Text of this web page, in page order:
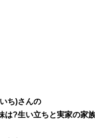
ち)さんの
は?生い立ちと実家の家